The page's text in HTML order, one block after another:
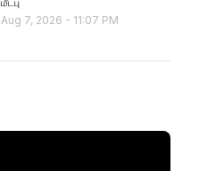
Aug 7, 2026 - 11:07 PM